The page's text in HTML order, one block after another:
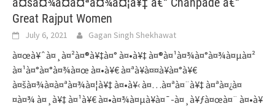
Great Rajput Women
July 6, 2021 Gagan Singh Shekhawat
à¤œà¥ˆà¤¸à¤²à¤®à¥‡à¤° à¤•à¥‡ à¤®à¤¹à¤¾à¤°à¤¾à¤µà¤²
à¤¹à¤°à¤°à¤¾à¤œ à¤•à¥€ à¤ªà¥à¤¤à¥à¤°à¥€
à¤šà¤¾à¤à¤ªà¤¾à¤¦à¥‡ à¤•à¥‹ à¤…à¤ªà¤¨à¥‡ à¤ªà¤¿à¤
¤à¤¾ à¤¸à¥‡ à¤¹à¥€ à¤•à¤¾à¤µà¥à¤¯-à¤¸à¥ƒà¤œà¤¨ à¤•à¥